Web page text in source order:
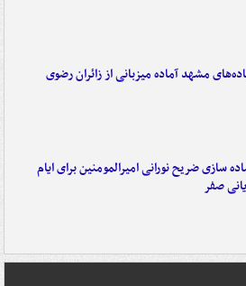
مشهد آماده میزبانی از زائران رضوی
سازی ضریح نورانی امیرالمومنین برای ایام
صفر